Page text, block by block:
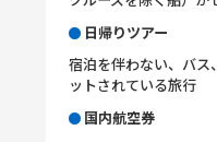
日帰りツアー
宿泊を伴わない、バス
ットされている旅行
国内航空券